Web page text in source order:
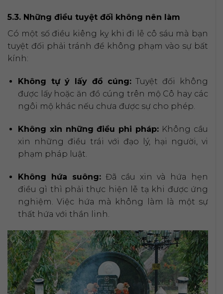
5.3. Những điều tuyệt đối không nên làm
Có một số điều kiêng kỵ khi đi lễ cô sáu mà bạn
tuyệt đối phải tránh để không phạm vào sự bất
kính:
Không tự ý lấy đồ cúng:Tuyệt đối không
được lấy hoặc ăn đồ cúng trên mộ Cô hay các
ngôi mộ khác nếu chưa được sự cho phép.
Không xin những điều phi pháp: Không cầu
xin những điều trái với đạo lý, hại người, vi
phạm pháp luật.
Không hứa suông:Đã cầu xin và hứa hẹn
điều gì thì phải thực hiện lễ tạ khi được ứng
nghiệm. Việc hứa mà không làm là một sự
thất hứa với thần linh.